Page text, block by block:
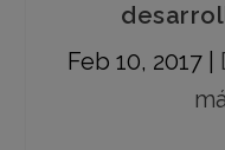
Feb 10, 2017|